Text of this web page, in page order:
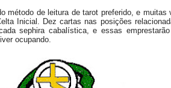
método de leitura de tarot preferido, e muitas
Inicial. Dez cartas nas posições
sephira cabalística, e essas
ocupando.